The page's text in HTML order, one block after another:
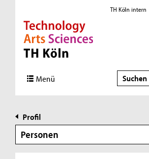
Direkt zur Hauptnavigation
Direkt zur Subnavigation
Direkt zum Inhalt
Direkt zum Fußbereich
TH Köln intern
Menü Suche
Profil
Personen